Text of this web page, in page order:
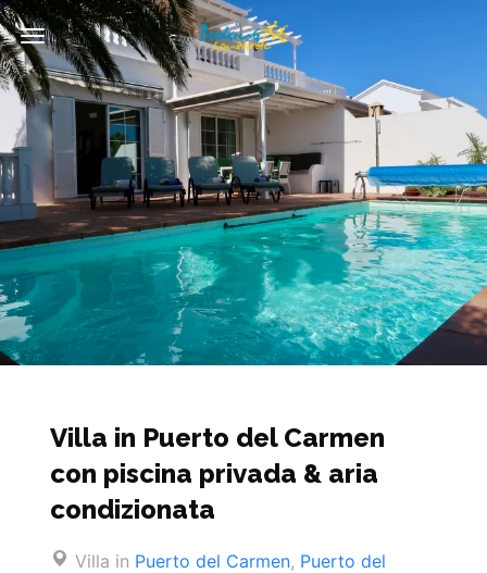
Attiva
navigazione
Villa in Puerto del Carmen
con piscina privada & aria
condizionata
Villa in Puerto del Carmen, Puerto del